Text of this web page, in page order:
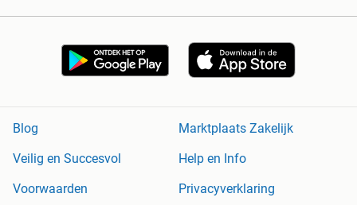
Blog
Marktplaats Zakelijk
Veilig en Succesvol
Help en Info
Voorwaarden
Privacyverklaring